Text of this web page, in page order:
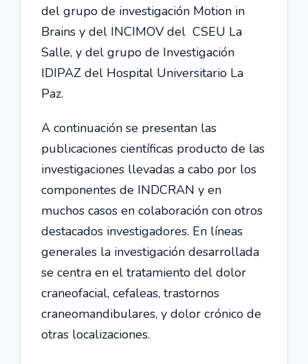
del grupo de investigación Motion in
Brains y del INCIMOV del CSEU La
Salle, y del grupo de Investigación
IDIPAZ del Hospital Universitario La
Paz.
A continuación se presentan las
publicaciones científicas producto de las
investigaciones llevadas a cabo por los
componentes de INDCRAN y en
muchos casos en colaboración con otros
destacados investigadores. En líneas
generales la investigación desarrollada
se centra en el tratamiento del dolor
craneofacial, cefaleas, trastornos
craneomandibulares, y dolor crónico de
otras localizaciones.